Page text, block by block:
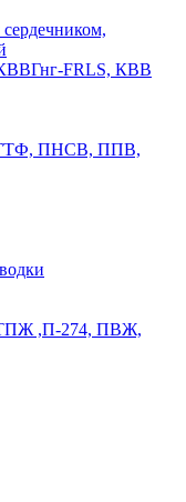
FRLS, КВВ
ПНСВ, ППВ,
,П-274, ПВЖ,